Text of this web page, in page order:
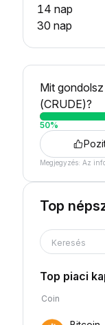
14 nap
30 nap
Mit
(CRUDE)?
50%
Megjegyzés: Az
Top
Keresés
Top piaci
Coin